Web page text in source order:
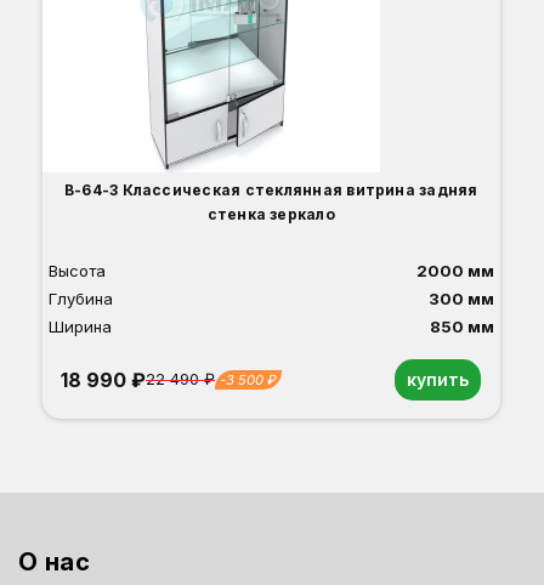
В-64-З Классическая стеклянная витрина задняя
стенка зеркало
Высота
2000 мм
Глубина
300 мм
Ширина
850 мм
18 990 ₽22 490 ₽ -3 500 ₽ купить
О нас